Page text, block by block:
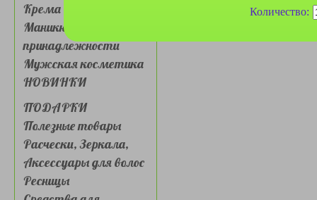
Количество:
Крема для лица и глаз
Маникюрные
принадлежности
Мужская косметика
НОВИНКИ
ПОДАРКИ
Полезные товары
Расчески, Зеркала,
Аксессуары для волос
Ресницы